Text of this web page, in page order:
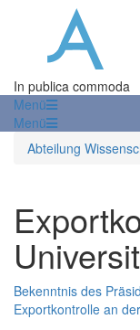
In publica commoda
Menü
Menü
Abteilung
Bekenntnis des
Exportkontrolle an